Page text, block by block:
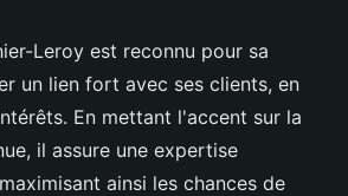
Leroy est reconnu pour sa
un lien fort avec ses clients, en
En mettant l'accent sur la
il assure une expertise
ainsi les chances de